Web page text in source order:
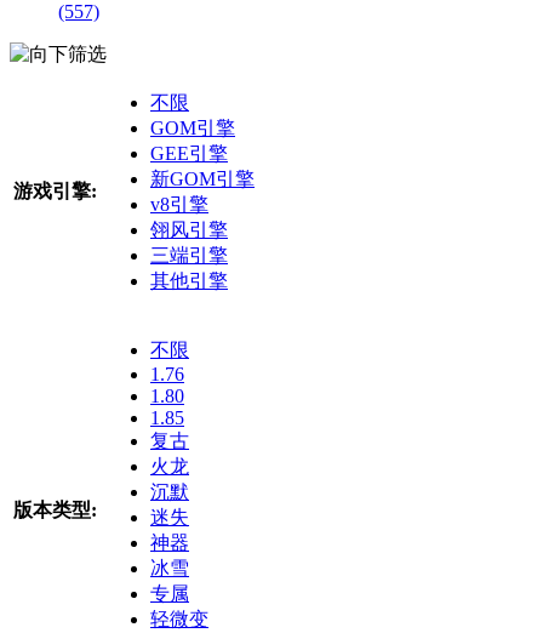
(557)
筛选
游戏引擎:
不限
GOM引擎
GEE引擎
新GOM引擎
v8引擎
翎风引擎
三端引擎
其他引擎
版本类型:
不限
1.76
1.80
1.85
复古
火龙
沉默
迷失
神器
冰雪
专属
轻微变